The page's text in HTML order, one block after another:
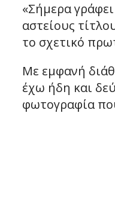
«Σήμερα
αστείους
το σχετικό
Με εμφανή
έχω ήδη και
φωτογραφία